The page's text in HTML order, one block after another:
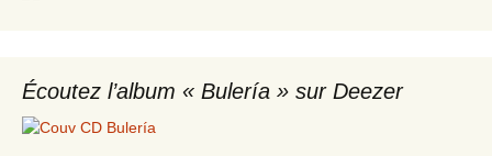
Écoutez l’album « Bulería » sur Deezer